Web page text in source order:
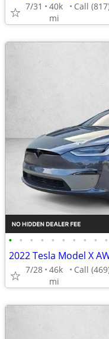
7/31
40k
mi
• • • • • • • • • •
7/28 46k
mi